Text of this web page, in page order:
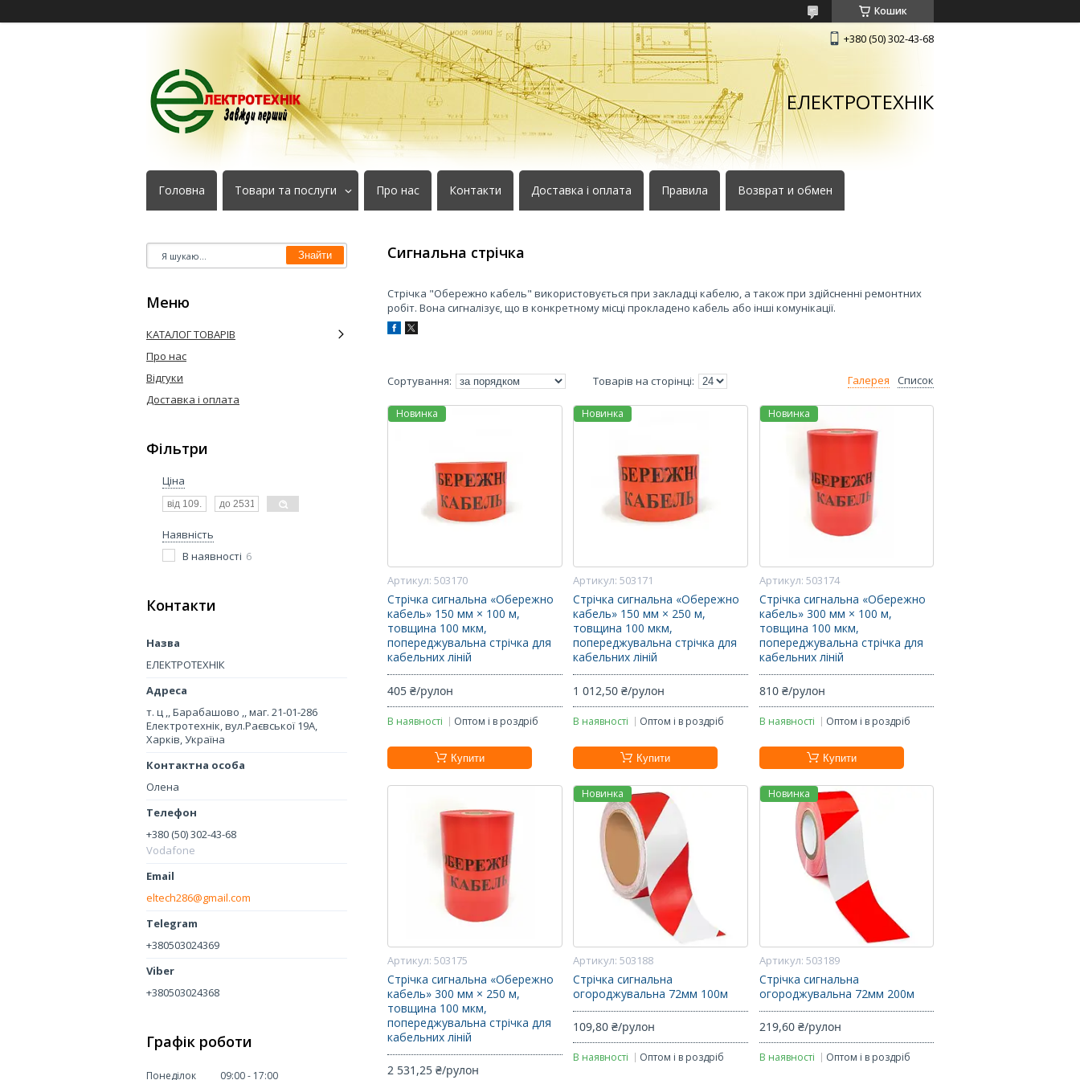
Кошик
+380 (50) 302-43-68
ЕЛЕКТРОТЕХНІК
Головна Товари та послуги Про нас Контакти Доставка і оплата Правила Возврат и обмен
Сигнальна стрічка
Стрічка "Обережно кабель" використовується при закладці кабелю, а також при здійсненні ремонтних
робіт. Вона сигналізує, що в конкретному місці прокладено кабель або інші комунікації.
Галерея Список
Новинка
503170
Стрічка сигнальна «Обережно
кабель» 150 мм × 100 м,
товщина 100 мкм,
попереджувальна стрічка для
кабельних ліній
405 ₴/рулон
В наявності Оптом і в роздріб
Купити
Новинка
503171
Стрічка сигнальна «Обережно
кабель» 150 мм × 250 м,
товщина 100 мкм,
попереджувальна стрічка для
кабельних ліній
1 012,50 ₴/рулон
В наявності Оптом і в роздріб
Купити
Новинка
503174
Стрічка сигнальна «Обережно
кабель» 300 мм × 100 м,
товщина 100 мкм,
попереджувальна стрічка для
кабельних ліній
810 ₴/рулон
В наявності Оптом і в роздріб
Купити
503175
Стрічка сигнальна «Обережно
кабель» 300 мм × 250 м,
товщина 100 мкм,
попереджувальна стрічка для
кабельних ліній
2 531,25 ₴/рулон
Новинка
503188
Стрічка сигнальна
огороджувальна 72мм 100м
109,80 ₴/рулон
В наявності Оптом і в роздріб
Новинка
503189
Стрічка сигнальна
огороджувальна 72мм 200м
219,60 ₴/рулон
В наявності Оптом і в роздріб
Знайти
КАТАЛОГ ТОВАРІВ
Про нас
Відгуки
Доставка і оплата
Фільтри
Ціна
Наявність
В наявності 6
Контакти
ЕЛЕКТРОТЕХНІК
т. ц ,, Барабашово ,, маг. 21-01-286
Електротехнік, вул.Раєвської 19А,
Харків, Україна
Олена
+380 (50) 302-43-68
Vodafone
eltech286@gmail.com
+380503024369
+380503024368
Графік роботи
Понеділок 09:00 17:00